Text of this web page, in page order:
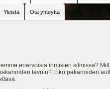
Yleistä Ota yhteyttä
eriarvoisia ihmisten silmissä?
tavoin? Eikö pakanoiden